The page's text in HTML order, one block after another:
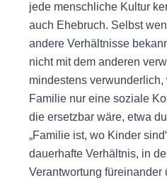
jede menschliche Kultur
auch Ehebruch. Selbst
andere Verhältnisse
nicht mit dem anderen
mindestens verwunderlich,
Familie nur eine soziale
die ersetzbar wäre, etwa
„Familie ist, wo Kinder
dauerhafte Verhältnis, in
Verantwortung füreinander